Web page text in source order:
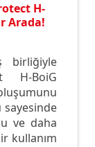
H-
Arada!
birliğiyle
H-BoiG
ve daha
kullanım